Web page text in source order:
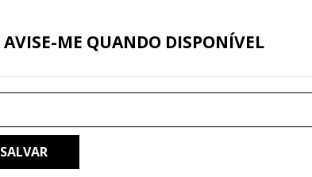
AVISE-ME QUANDO DISPONÍVEL
SALVAR